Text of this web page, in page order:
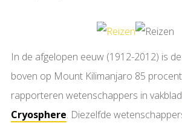
In de afgelopen eeuw (1912-2012) is
boven op Mount Kilimanjaro 85
rapporteren wetenschappers in vakblad
Cryosphere. Diezelfde